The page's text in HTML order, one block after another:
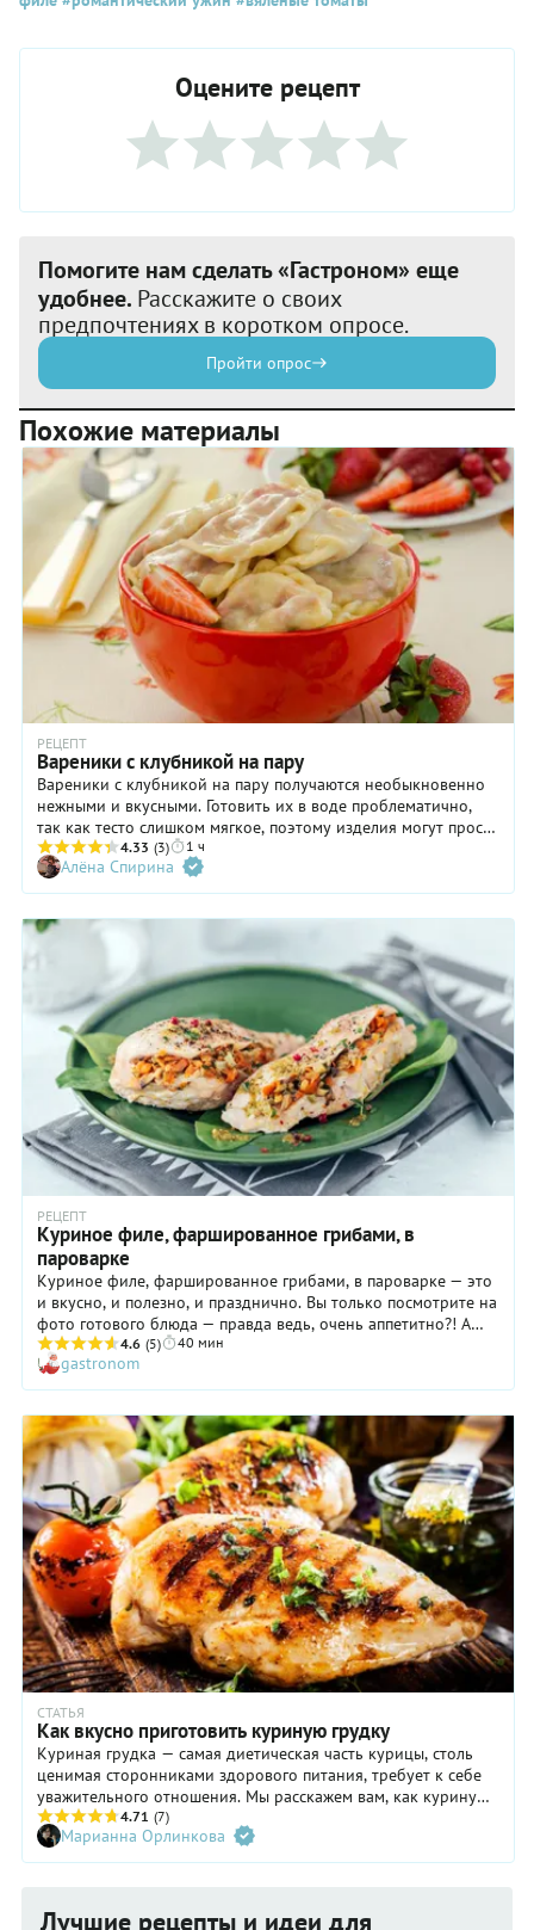
Оцените рецепт
Помогите нам сделать «Гастроном» еще
удобнее. Расскажите о своих
предпочтениях в коротком опросе.
Пройти опрос
Похожие материалы
РЕЦЕПТ
Вареники с клубникой на пару
Вареники с клубникой на пару получаются необыкновенно
нежными и вкусными. Готовить их в воде проблематично,
так как тесто слишком мягкое, поэтому изделия могут просто
развалиться. Не стоит ли сделать его круче? Мы считаем, что
нет, потому что предложенный нами вариант очень уж
гармоничный. Для начинки, конечно же, лучше всего брать
ягоду сезонную — сочную, сладкую, ароматную. Но если вам
удастся среди зимы найти хорошую магазинную, попробуйте
использовать для приготовления вареников с клубникой на
пару ее. Хорошее настроение гарантируется в любом случае!
4.33 (3) 1 ч
Алёна Спирина
РЕЦЕПТ
Куриное филе, фаршированное грибами, в
пароварке
Куриное филе, фаршированное грибами, в пароварке — это
и вкусно, и полезно, и празднично. Вы только посмотрите на
фото готового блюда — правда ведь, очень аппетитно?! А
ведь многие до сих пор уверены, что в пароварке можно
готовить только скучные на вид и пресные на вкус блюда.
Если среди ваших знакомых есть такие «знатоки» —
поделитесь с ними нашим пошаговым рецептом. Приготовив
такое фаршированное куриное филе, они, скорее всего,
изменят свое мнение, а вам — еще и спасибо скажут. Ах да,
если у вас нет пароварки, обратите внимание на полезный
совет в конце рецепта.
4.6 (5) 40 мин
gastronom
СТАТЬЯ
Как вкусно приготовить куриную грудку
Куриная грудка — самая диетическая часть курицы, столь
ценимая сторонниками здорового питания, требует к себе
уважительного отношения. Мы расскажем вам, как куриную
грудку правильно сварить, поджарить и запечь, чтобы она
получилась сочной и ароматной.
4.71 (7)
Марианна Орлинкова
Лучшие рецепты и идеи для